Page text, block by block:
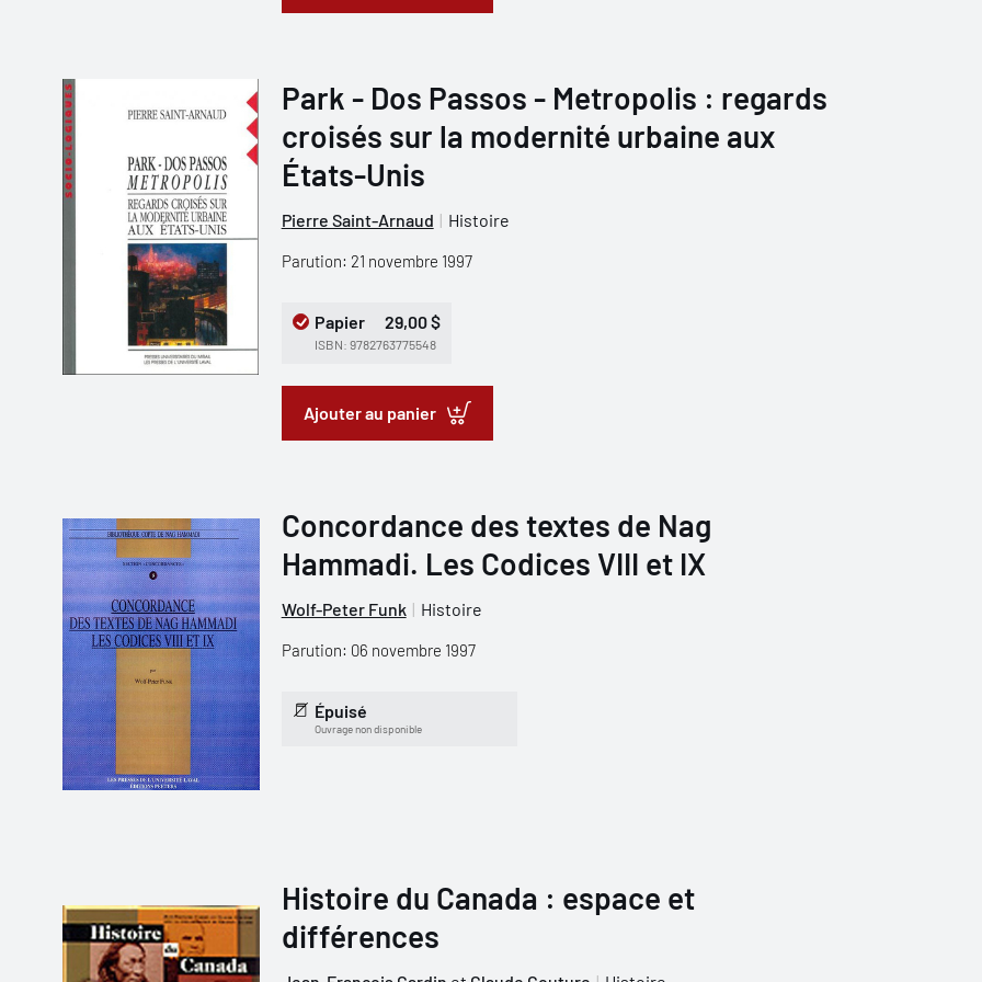
Park - Dos Passos - Metropolis : regards
croisés sur la modernité urbaine aux
États-Unis
Pierre Saint-Arnaud Histoire
Parution: 21 novembre 1997
Papier 29,00 $
ISBN: 9782763775548
Ajouter au panier
Concordance des textes de Nag
Hammadi. Les Codices VIII et IX
Wolf-Peter Funk Histoire
Parution: 06 novembre 1997
Épuisé
Ouvrage non disponible
Histoire du Canada : espace et
différences